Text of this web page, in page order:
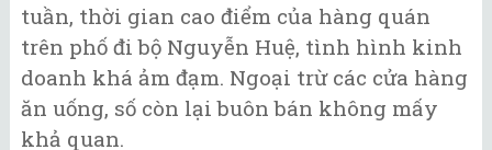
tuần, thời gian cao điểm của hàng quán
trên phố đi bộ Nguyễn Huệ, tình hình kinh
doanh khá ảm đạm. Ngoại trừ các cửa hàng
ăn uống, số còn lại buôn bán không mấy
khả quan.